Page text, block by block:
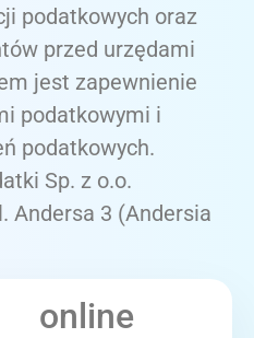
podatkowych oraz
przed urzędami
jest zapewnienie
podatkowymi i
podatkowych.
Sp. z o.o.
Andersa 3 (Andersia
online